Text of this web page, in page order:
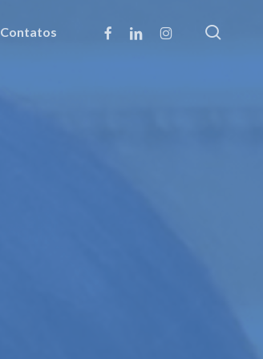
Contatos facebooklinkedininstagram